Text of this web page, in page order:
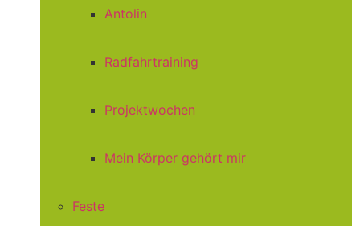
Antolin
Radfahrtraining
Projektwochen
Mein Körper gehört mir
Feste